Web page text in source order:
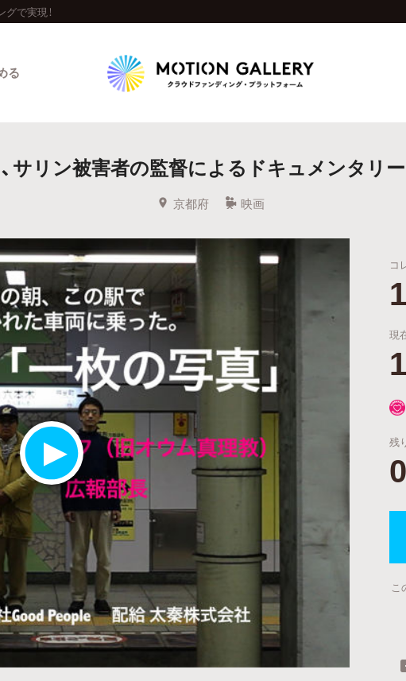
で実現！
人気のプロジェクト 新着プロジェクト 終了間近のプロジェク
Feature
す タグから探す キュレーターから探す
Legendary
最新達成プロジェクト 調達額が大きいプロジェクト
る
サリン被害者の監督によるドキュメンタリ
京都府 映画
コ
現
残
0
こ